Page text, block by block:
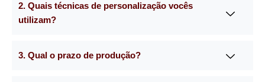
2. Quais técnicas de personalização vocês
utilizam?
3. Qual o prazo de produção?